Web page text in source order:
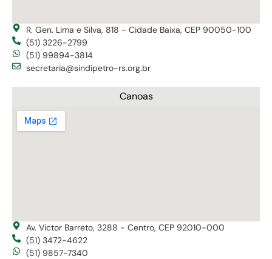
R. Gen. Lima e Silva, 818 - Cidade Baixa, CEP 90050-100
(51) 3226-2799
(51) 99894-3814
secretaria@sindipetro-rs.org.br
Canoas
Av. Victor Barreto, 3288 - Centro, CEP 92010-000
(51) 3472-4622
(51) 9857-7340